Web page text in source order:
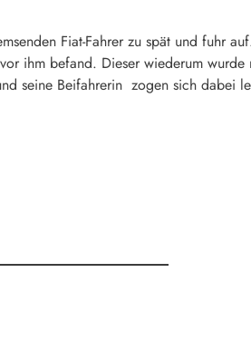
Fiat-Fahrer zu spät und fuhr
ihm befand. Dieser wiederum
seine Beifahrerin zogen sich dabei